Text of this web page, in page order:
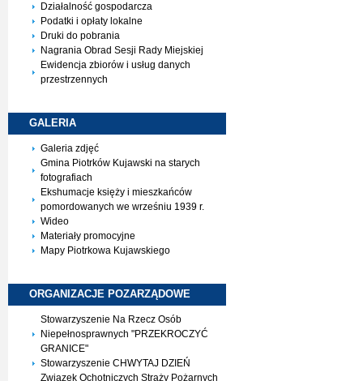
Działalność gospodarcza
Podatki i opłaty lokalne
Druki do pobrania
Nagrania Obrad Sesji Rady Miejskiej
Ewidencja zbiorów i usług danych
przestrzennych
GALERIA
Galeria zdjęć
Gmina Piotrków Kujawski na starych
fotografiach
Ekshumacje księży i mieszkańców
pomordowanych we wrześniu 1939 r.
Wideo
Materiały promocyjne
Mapy Piotrkowa Kujawskiego
ORGANIZACJE POZARZĄDOWE
Stowarzyszenie Na Rzecz Osób
Niepełnosprawnych "PRZEKROCZYĆ
GRANICE"
Stowarzyszenie CHWYTAJ DZIEŃ
Związek Ochotniczych Straży Pożarnych